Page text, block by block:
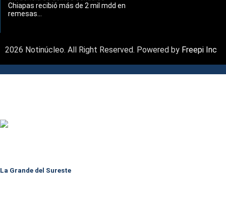
Chiapas recibió más de 2 mil mdd en
remesas...
2026 Notinúcleo. All Right Reserved. Powered by Freepi Inc
La Grande del Sureste